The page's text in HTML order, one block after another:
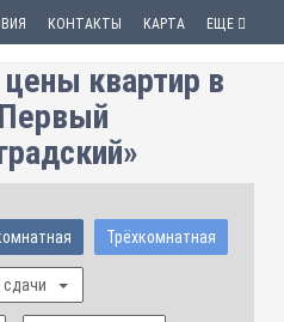
КОНТАКТЫ КАРТА ЕЩЕ
квартир в
Трёхкомнатная